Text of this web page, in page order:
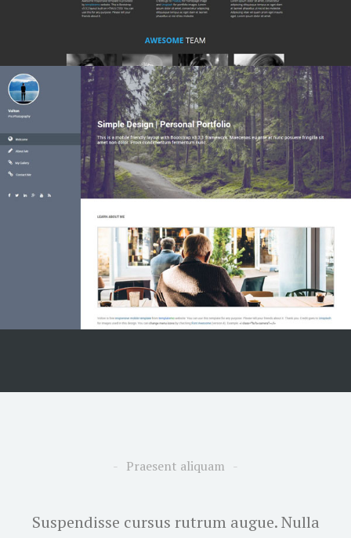
Praesent aliquam
Suspendisse cursus rutrum augue. Nulla